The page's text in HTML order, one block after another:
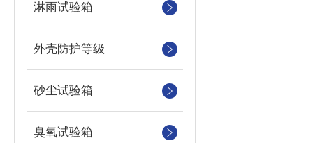
淋雨试验箱
外壳防护等级
砂尘试验箱
臭氧试验箱